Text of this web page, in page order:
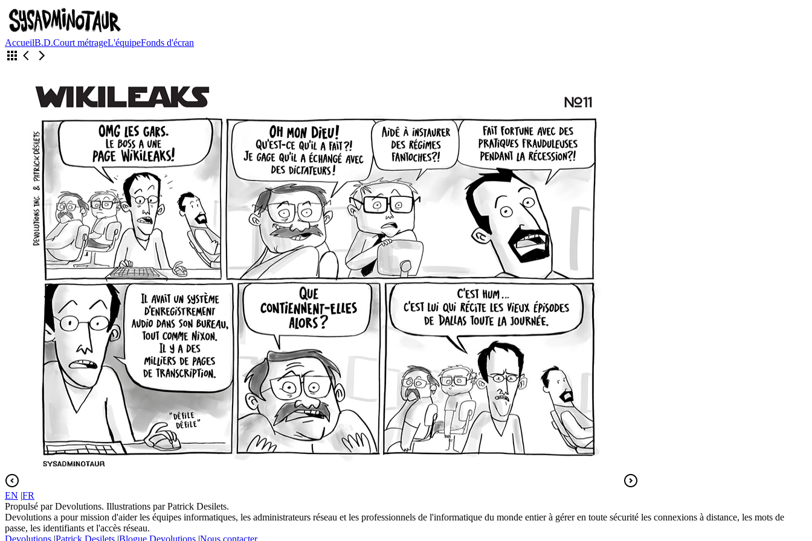
AccueilB.D.Court métrageL'équipeFonds d'écran
EN |FR
Propulsé par Devolutions. Illustrations par Patrick Desilets.
Devolutions a pour mission d'aider les équipes informatiques, les administrateurs réseau et les professionnels de l'informatique du monde entier à gérer en toute sécurité les connexions à distance, les mots de
passe, les identifiants et l'accès réseau.
Devolutions |Patrick Desilets |Blogue Devolutions |Nous contacter